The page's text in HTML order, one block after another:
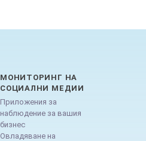
МОНИТОРИНГ НА
СОЦИАЛНИ МЕДИИ
Приложения за
наблюдение за вашия
бизнес
Овладяване на